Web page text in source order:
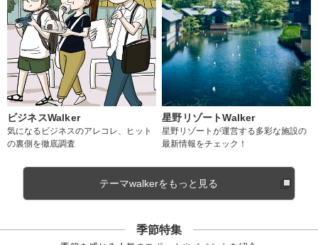
ビジネスWalker
気になるビジネスのアレコレ、ヒット
の裏側を徹底調査
星野リゾートWalker
星野リゾートが運営する多彩な施設の
最新情報をチェック！
テーマwalkerをもっと見る
季節特集